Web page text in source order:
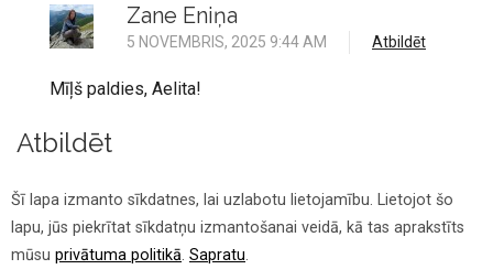
Zane Eniņa
5 NOVEMBRIS, 2025 9:44 AM Atbildēt
Mīļš paldies, Aelita!
Atbildēt
Jūsu e-pasta adrese netiks publicēta.
Šī lapa izmanto sīkdatnes, lai uzlabotu lietojamību. Lietojot šo
lapu, jūs piekrītat sīkdatņu izmantošanai veidā, kā tas aprakstīts
mūsu privātuma politikā. Sapratu.